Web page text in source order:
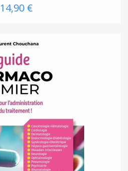
14,90 €